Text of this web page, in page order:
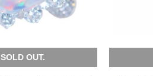
SOLD OUT.